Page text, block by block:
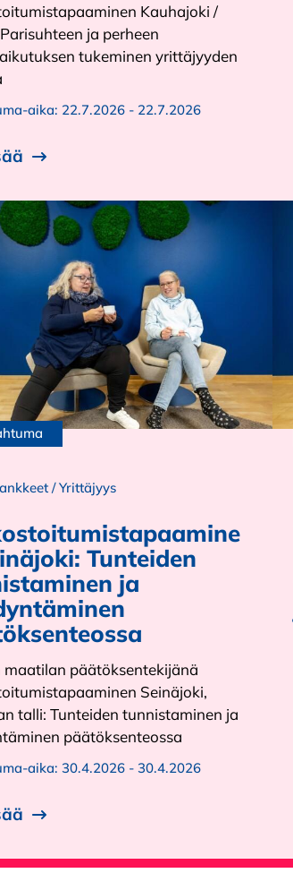
Kauhajoki /
ja perheen
tukeminen yrittäjyyden
aika: 22.7.2026 - 22.7.2026
/Yrittäjyys
Tunteiden
ja
maatilan päätöksentekijänä
Seinäjoki,
talli: Tunteiden tunnistaminen ja
päätöksenteossa
aika: 30.4.2026 - 30.4.2026